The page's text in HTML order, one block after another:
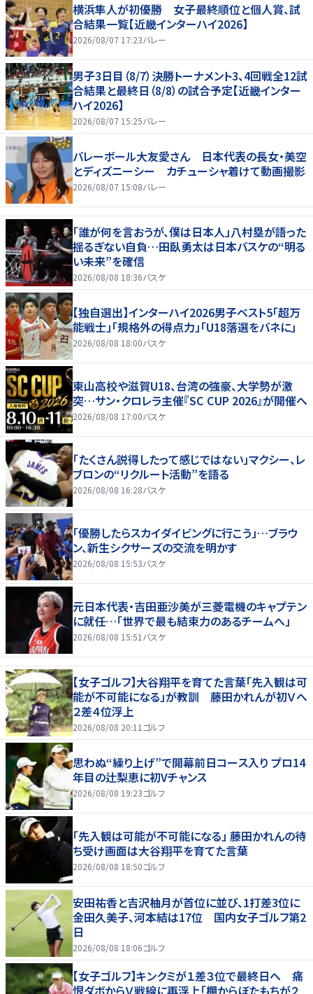
横浜隼人が初優勝 女子最終順位と個人賞、試
合結果一覧【近畿インターハイ2026】
2026/08/07 17:23バレー
男子3日目（8/7）決勝トーナメント3、4回戦全12試
合結果と最終日（8/8）の試合予定【近畿インター
ハイ2026】
2026/08/07 15:25バレー
バレーボール大友愛さん 日本代表の長女・美空
とディズニーシー カチューシャ着けて動画撮影
2026/08/07 15:08バレー
「誰が何を言おうが、僕は日本人」八村塁が語った
揺るぎない自負…田臥勇太は日本バスケの“明る
い未来”を確信
2026/08/08 18:36バスケ
【独自選出】インターハイ2026男子ベスト5「超万
能戦士」「規格外の得点力」「U18落選をバネに」
2026/08/08 18:00バスケ
東山高校や滋賀U18、台湾の強豪、大学勢が激
突…サン・クロレラ主催『SC CUP 2026』が開催へ
2026/08/08 17:00バスケ
「たくさん説得したって感じではない」マクシー、レ
ブロンの“リクルート活動”を語る
2026/08/08 16:28バスケ
「優勝したらスカイダイビングに行こう」…ブラウ
ン、新生シクサーズの交流を明かす
2026/08/08 15:53バスケ
元日本代表・吉田亜沙美が三菱電機のキャプテン
に就任…「世界で最も結束力のあるチームへ」
2026/08/08 15:51 バスケ
【女子ゴルフ】大谷翔平を育てた言葉「先入観は可
能が不可能になる」が教訓 藤田かれんが初Ｖへ
２差４位浮上
2026/08/08 20:11 ゴルフ
思わぬ“繰り上げ”で開幕前日コース入り プロ14
年目の辻梨恵に初Vチャンス
2026/08/08 19:23ゴルフ
「先入観は可能が不可能になる」 藤田かれんの待
ち受け画面は大谷翔平を育てた言葉
2026/08/08 18:50ゴルフ
安田祐香と吉沢柚月が首位に並び、1打差3位に
金田久美子、河本結は17位 国内女子ゴルフ第2
日
2026/08/08 18:06ゴルフ
【女子ゴルフ】キンクミが１差３位で最終日へ 痛
恨ダボからＶ戦線に再浮上「棚からぼたもちが２